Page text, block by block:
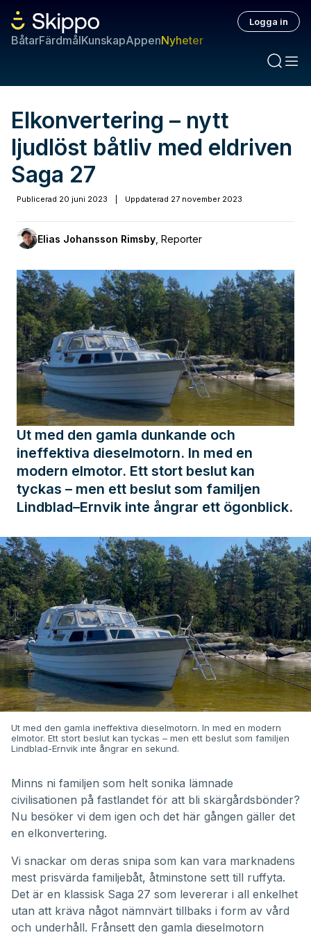
BåtarFärdmålKunskapAppenNyheter
Logga in
Elkonvertering – nytt
ljudlöst båtliv med eldriven
Saga 27
Publicerad 20 juni 2023 Uppdaterad 27 november 2023
Elias Johansson Rimsby Reporter
Ut med den gamla dunkande och
ineffektiva dieselmotorn. In med en
modern elmotor. Ett stort beslut kan
tyckas – men ett beslut som familjen
Lindblad–Ernvik inte ångrar ett ögonblick.
Ut med den gamla ineffektiva dieselmotorn. In med en modern
elmotor. Ett stort beslut kan tyckas – men ett beslut som familjen
Lindblad-Ernvik inte ångrar en sekund.
Minns ni familjen som helt sonika lämnade
civilisationen på fastlandet för att bli skärgårdsbönder?
Nu besöker vi dem igen och det här gången gäller det
en elkonvertering.
Vi snackar om deras snipa som kan vara marknadens
mest prisvärda familjebåt, åtminstone sett till ruffyta.
Det är en klassisk Saga 27 som levererar i all enkelhet
utan att kräva något nämnvärt tillbaks i form av vård
och underhåll. Frånsett den gamla dieselmotorn